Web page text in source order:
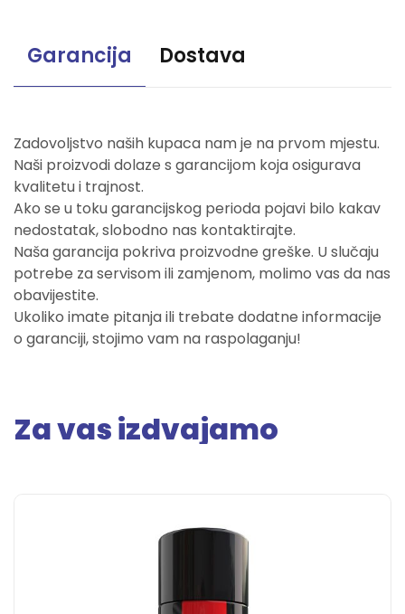
Garancija Dostava
Zadovoljstvo naših kupaca nam je na prvom mjestu.
Naši proizvodi dolaze s garancijom koja osigurava
kvalitetu i trajnost.
Ako se u toku garancijskog perioda pojavi bilo kakav
nedostatak, slobodno nas kontaktirajte.
Naša garancija pokriva proizvodne greške. U slučaju
potrebe za servisom ili zamjenom, molimo vas da nas
obavijestite.
Ukoliko imate pitanja ili trebate dodatne informacije
o garanciji, stojimo vam na raspolaganju!
Za vas izdvajamo